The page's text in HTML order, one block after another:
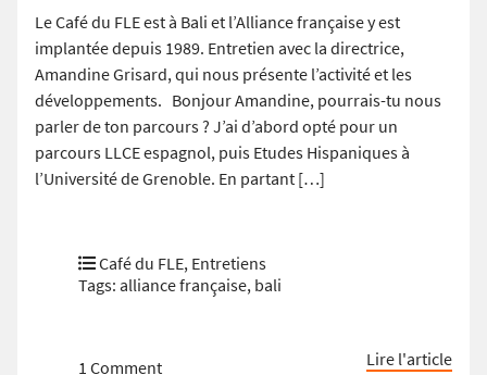
Le Café du FLE est à Bali et l’Alliance française y est
implantée depuis 1989. Entretien avec la directrice,
Amandine Grisard, qui nous présente l’activité et les
développements. Bonjour Amandine, pourrais-tu nous
parler de ton parcours ? J’ai d’abord opté pour un
parcours LLCE espagnol, puis Etudes Hispaniques à
l’Université de Grenoble. En partant […]
Café du FLE, Entretiens
Tags: alliance française, bali
1 Comment Lire l'article